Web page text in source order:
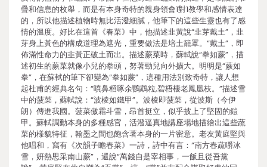
疊和信息的枚舉，而是有本身奇特的親身領會1對1教學和感情表達
的，所以他描述植物時無比活潑細膩，他筆下的這些生靈也有了感
情的溫度。好比在這首《春菜》中，他描述韭黃說“韭芽戴土”，韭
芽身上黃色的構成道理為遮光，重要做法是培土籠罩。“戴土”，即
佈滿性命力的韭黃正破土而出。描述蕨菜時，蘇軾說“拳如蕨”，描
述初生的蕨菜就像小兒的拳頭，努著勁兒向外擴大。明明是“蕨如
拳”，在蘇軾的筆下卻變為“拳如蕨”，這種用法別致奇特，讓人想
起杜甫的經典名句：“噴鼻稻啄余鸚鵡粒,碧梧棲老鳳凰枝。”描述雪
中的菠菜，蘇軾說：“波棱如鐵甲”。波棱即菠菜，從波斯（今伊
朗）傳進我國。菠菜傲霜斗雪，昂首挺立，似乎披上了堅固的鎧
甲。蘇軾調動本身的多種感官，活潑逼真地講座場地描繪出這些蔬
菜的樣貌特征，翰墨之間也飽含著本身的一片密意。老友黃庭堅與
他唱和，寫有《次韻子瞻春菜》一詩，詩中有言：“南方春蔬嚼冰
雪，妍熱思采南山蕨”，還說“萬錢自是宰相事，一飯且從吾黨